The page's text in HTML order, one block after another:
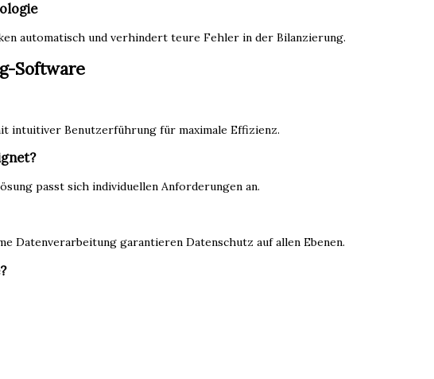
automatisch und verhindert teure Fehler in der Bilanzierung.
Software
intuitiver Benutzerführung für maximale Effizienz.
passt sich individuellen Anforderungen an.
Datenverarbeitung garantieren Datenschutz auf allen Ebenen.